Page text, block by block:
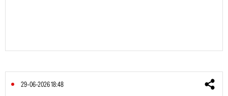
29-06-2026 18:48